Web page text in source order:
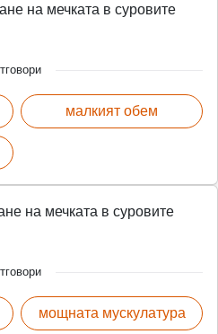
на мечката в суровите
малкият обем
на мечката в суровите
мощната мускулатура